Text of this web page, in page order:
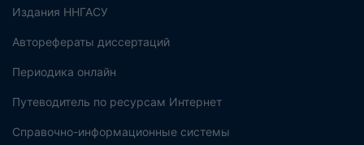
Издания ННГАСУ
Авторефераты диссертаций
Периодика онлайн
Путеводитель по ресурсам Интернет
Справочно-информационные системы